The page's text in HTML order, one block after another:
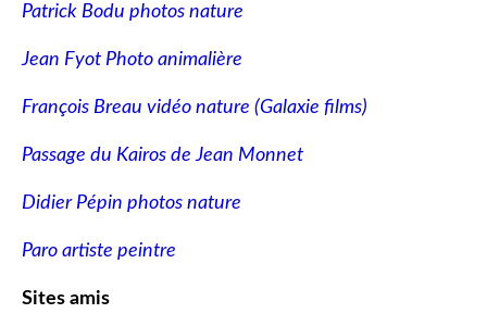
Patrick Bodu photos nature
Jean Fyot Photo animalière
François Breau vidéo nature (Galaxie films)
Passage du Kairos de Jean Monnet
Didier Pépin photos nature
Paro artiste peintre
Sites amis